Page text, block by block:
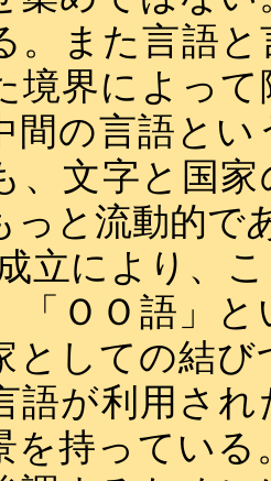
。また言語
境界によっ
間の言語と
、文字と国
っと流動的で
立により、
「ＯＯ語」
としての結
語が利用さ
を持ってい